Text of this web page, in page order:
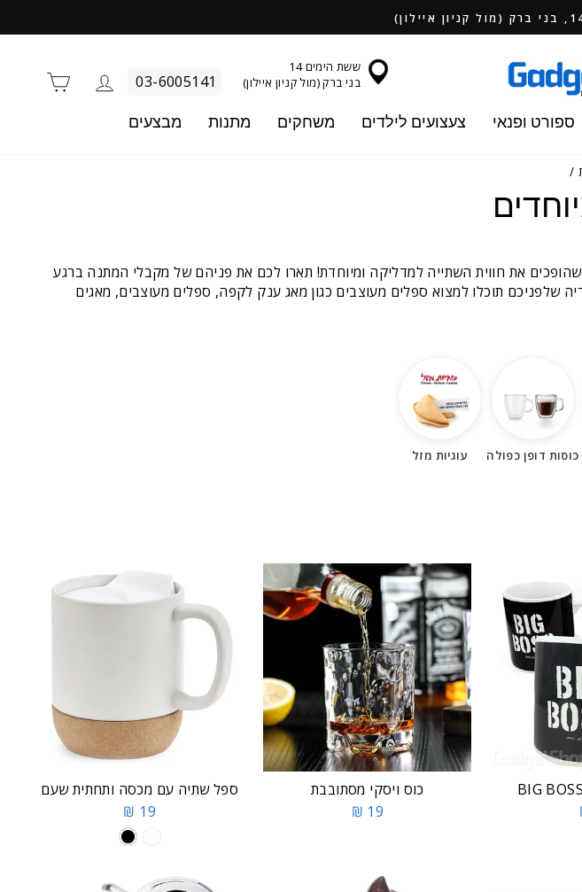
ששת הימים 14
בני ברק (מול קניון איילון)
03-6005141 התחברות
ספורט ופנאי צעצועים לילדים משחקים מתנות מבצעים
/
את חווית השתייה למדליקה ומיוחדת! תארו לכם את פניהם של מקבלי המתנה ברגע
שלפניכם תוכלו למצוא ספלים מעוצבים כגון מאג ענק לקפה, ספלים מעוצבים, מאגים
כוסות דופן כפולה עוגיות מזל
כוס ויסקי מסתובבת
19 ₪
ספל שתיה עם מכסה ותחתית שעם
19 ₪